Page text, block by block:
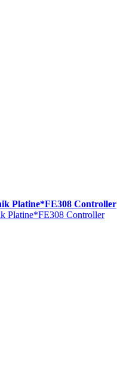
Platine*FE308 Controller